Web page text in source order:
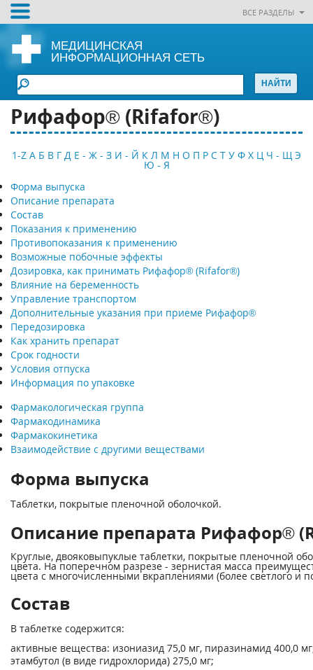
ВСЕ РАЗДЕЛЫ
МЕДИЦИНСКАЯ
ИНФОРМАЦИОННАЯ СЕТЬ
Рифафор® (Rifafor®)
1-Z А Б В Г Д Е - Ж - З И - Й К Л М Н О П Р С Т У Ф Х Ц Ч - Щ Э
Ю - Я
Форма выпуска
Описание препарата
Состав
Показания к применению
Противопоказания к применению
Возможные побочные эффекты
Дозировка, как принимать Рифафор® (Rifafor®)
Влияние на беременность
Управление транспортом
Дополнительные указания при приеме Рифафор®
Передозировка
Как хранить препарат
Срок годности
Условия отпуска
Информация по упаковке
Фармакологическая группа
Фармакодинамика
Фармакокинетика
Взаимодействие с другими веществами
Форма выпуска
Таблетки, покрытые пленочной оболочкой.
Описание препарата Рифафор®
Круглые, двояковыпуклые таблетки, покрытые пленочной
цвета. На поперечном разрезе - зернистая масса
цвета с многочисленными вкраплениями (более светлого и
Состав
В таблетке содержится:
активные вещества: изониазид 75,0 мг, пиразинамид 400,0
этамбутол (в виде гидрохлорида) 275,0 мг;